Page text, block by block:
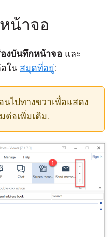
น้าจอ
องบันทึกหน้าจอ และ
ใน สมุดที่อยู่:
ไปทางขวาเพื่อแสดง
ต่อเพิ่มเติม.